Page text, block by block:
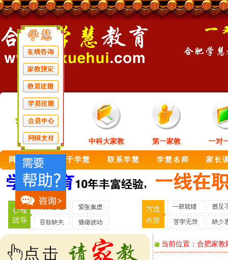
中科大家教 第一家教 一对
网站首页 关于学慧 联系学慧 学慧名师 家长
当前位置： 合肥家教